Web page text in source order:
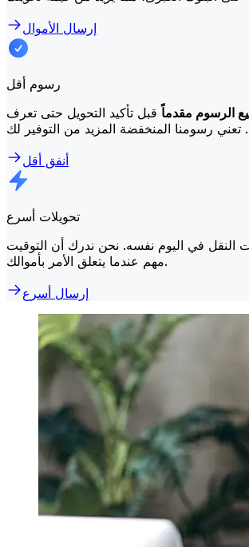
إرسال الأموال
رسوم أقل
الرسوم مقدماًقبل تأكيد التحويل حتى تعرف
أنفق أقل
تحويلات أسرع
النقل في اليوم نفسه. نحن ندرك أن التوقيت
مهم عندما يتعلق الأمر بأموالك.
إرسال أسرع